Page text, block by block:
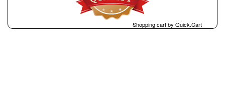
Shopping cart by Quick.Cart